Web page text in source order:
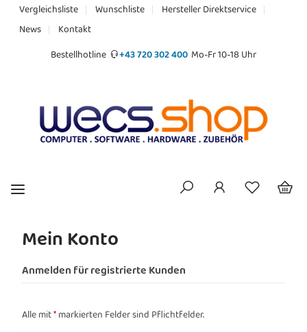
Vergleichsliste Wunschliste
Hersteller Direktservice
News
Kontakt
Bestellhotline
+43 720 302 400 Mo-Fr 10-18 Uhr
Mein Konto
Anmelden für registrierte Kunden
Alle mit*markierten Felder sind Pflichtfelder.